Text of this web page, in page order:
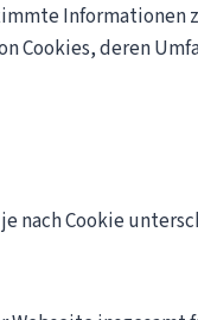
Informationen
Cookies, deren
nach Cookie